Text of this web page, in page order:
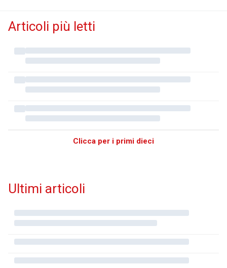
Articoli più letti
Clicca per i primi dieci
Ultimi articoli